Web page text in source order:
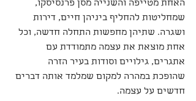
האחת מטייפה והשנייה מסן פרנסיסקו,
שמחליטות להחליף ביניהן חיים, דירות
ושגרה. שתיהן מחפשות התחלה חדשה, וכל
אחת מוצאת את עצמה מתמודדת עם
אתגרים, גילויים וסודות בעיר הזרה
שהופכת במהרה למקום שמלמד אותה דברים
חדשים על עצמה.